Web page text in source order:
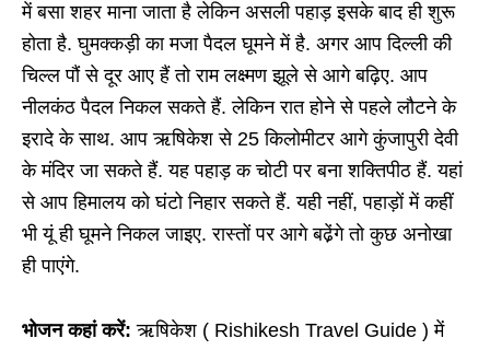
में बसा शहर माना जाता है लेकिन असली पहाड़ इसके बाद ही शुरू
होता है. घुमक्कड़ी का मजा पैदल घूमने में है. अगर आप दिल्ली की
चिल्ल पौं से दूर आए हैं तो राम लक्ष्मण झूले से आगे बढ़िए. आप
नीलकंठ पैदल निकल सकते हैं. लेकिन रात होने से पहले लौटने के
इरादे के साथ. आप ऋषिकेश से 25 किलोमीटर आगे कुंजापुरी देवी
के मंदिर जा सकते हैं. यह पहाड़ क चोटी पर बना शक्तिपीठ हैं. यहां
से आप हिमालय को घंटो निहार सकते हैं. यही नहीं, पहाड़ों में कहीं
भी यूं ही घूमने निकल जाइए. रास्तों पर आगे बढे़ंगे तो कुछ अनोखा
ही पाएंगे.
भोजन कहां करें:ऋषिकेश ( Rishikesh Travel Guide ) में